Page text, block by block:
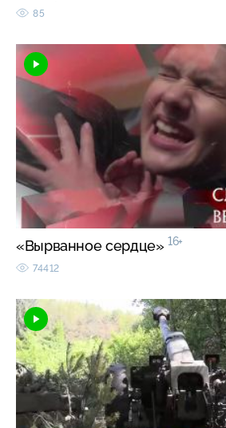
85
«Вырванное сердце» 16+
74412